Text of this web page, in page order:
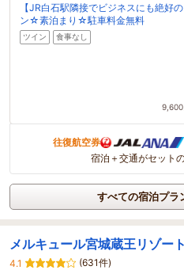
【JR白石駅隣接でビジネスにも絶好
ン☆素泊まり☆駐車料金無料
ツイン 食事なし
9,600
往復航空券
宿泊＋交通がセット
すべての宿泊プラ
メルキュール宮城蔵王リゾー
4.1
(631件)